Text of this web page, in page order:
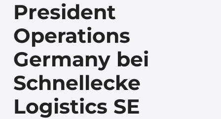
President
Operations
Germany bei
Schnellecke
Logistics SE